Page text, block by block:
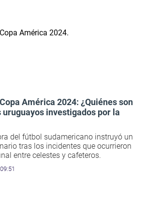
América 2024: ¿Quiénes son
uruguayos investigados por la
del fútbol sudamericano instruyó un
tras los incidentes que ocurrieron
entre celestes y cafeteros.